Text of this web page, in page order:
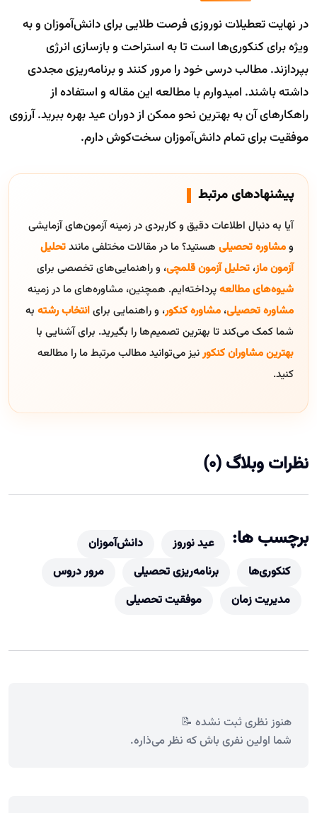
در نهایت تعطیلات نوروزی فرصت طلایی برای دانش‌آموزان و به
ویژه برای کنکوری‌ها است تا به استراحت و بازسازی انرژی
بپردازند. مطالب درسی خود را مرور کنند و برنامه‌ریزی مجددی
داشته باشند. امیدوارم با مطالعه این مقاله و استفاده از
راهکار‌های آن به بهترین نحو ممکن از دوران عید بهره ببرید. آرزوی
موفقیت برای تمام دانش‌آموزان سخت‌کوش دارم.
پیشنهادهای مرتبط
آیا به دنبال اطلاعات دقیق و کاربردی در زمینه آزمون‌های آزمایشی
ومشاوره تحصیلی هستید؟ ما در مقالات مختلفی مانندتحلیل
آزمون ماز، تحلیل آزمون قلمچی، و راهنمایی‌های تخصصی برای
شیوه‌های مطالعهپرداخته‌ایم. همچنین، مشاوره‌های ما در زمینه
مشاوره تحصیلی، مشاوره کنکور، و راهنمایی برایانتخاب رشته به
شما کمک می‌کند تا بهترین تصمیم‌ها را بگیرید. برای آشنایی با
بهترین مشاوران کنکورنیز می‌توانید مطالب مرتبط ما را مطالعه
کنید.
نظرات وبلاگ (0)
برچسب ها: عید نوروز
دانش‌آموزان
کنکوری‌ها
برنامه‌ریزی تحصیلی
مرور دروس
مدیریت زمان
موفقیت تحصیلی
هنوز نظری ثبت نشده 📝
شما اولین نفری باش که نظر می‌ذاره.